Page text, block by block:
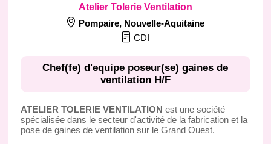
Atelier Tolerie Ventilation
Pompaire, Nouvelle-Aquitaine
CDI
Chef(fe) d'equipe poseur(se) gaines de
ventilation H/F
ATELIER TOLERIE VENTILATION est une société
spécialisée dans le secteur d'activité de la fabrication et la
pose de gaines de ventilation sur le Grand Ouest.